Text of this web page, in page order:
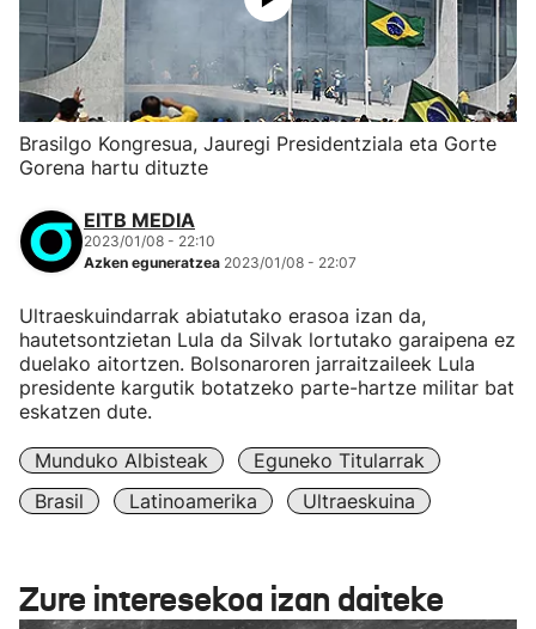
Brasilgo Kongresua, Jauregi Presidentziala eta Gorte
Gorena hartu dituzte
EITB MEDIA
2023/01/08 - 22:10
Azken eguneratzea 2023/01/08 - 22:07
Ultraeskuindarrak abiatutako erasoa izan da,
hautetsontzietan Lula da Silvak lortutako garaipena ez
duelako aitortzen. Bolsonaroren jarraitzaileek Lula
presidente kargutik botatzeko parte-hartze militar bat
eskatzen dute.
Munduko Albisteak
Eguneko Titularrak
Brasil
Latinoamerika Ultraeskuina
Zure interesekoa izan daiteke